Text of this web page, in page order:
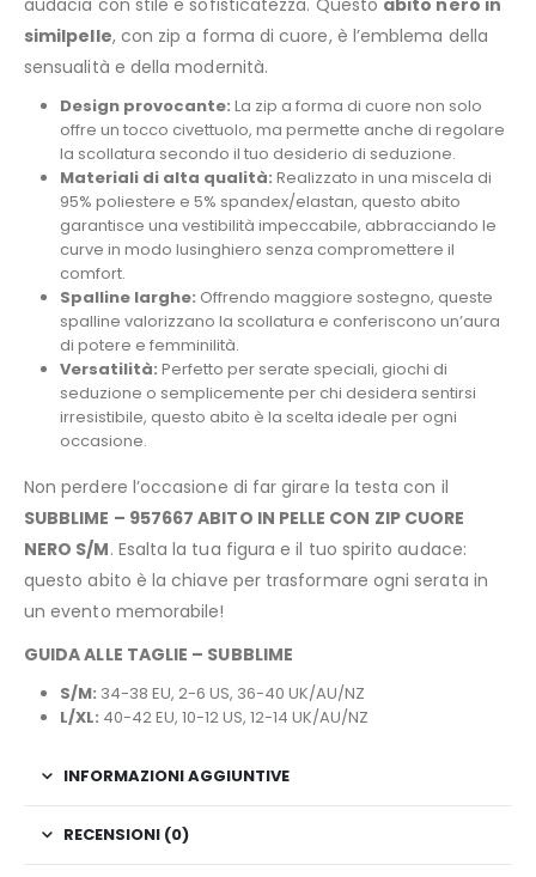
similpelle, con zip a forma di cuore, è l’emblema della
sensualità e della modernità.
Design provocante: La zip a forma di cuore non solo
offre un tocco civettuolo, ma permette anche di regolare
la scollatura secondo il tuo desiderio di seduzione.
Materiali di alta qualità: Realizzato in una miscela di
95% poliestere e 5% spandex/elastan, questo abito
garantisce una vestibilità impeccabile, abbracciando le
curve in modo lusinghiero senza compromettere il
comfort.
Spalline larghe: Offrendo maggiore sostegno, queste
spalline valorizzano la scollatura e conferiscono un’aura
di potere e femminilità.
Versatilità: Perfetto per serate speciali, giochi di
seduzione o semplicemente per chi desidera sentirsi
irresistibile, questo abito è la scelta ideale per ogni
occasione.
Non perdere l’occasione di far girare la testa con il
SUBBLIME – 957667 ABITO IN PELLE CON ZIP CUORE
NERO S/M. Esalta la tua figura e il tuo spirito audace:
questo abito è la chiave per trasformare ogni serata in
un evento memorabile!
GUIDA ALLE TAGLIE – SUBBLIME
S/M: 34-38 EU, 2-6 US, 36-40 UK/AU/NZ
L/XL: 40-42 EU, 10-12 US, 12-14 UK/AU/NZ
INFORMAZIONI AGGIUNTIVE
RECENSIONI (0)